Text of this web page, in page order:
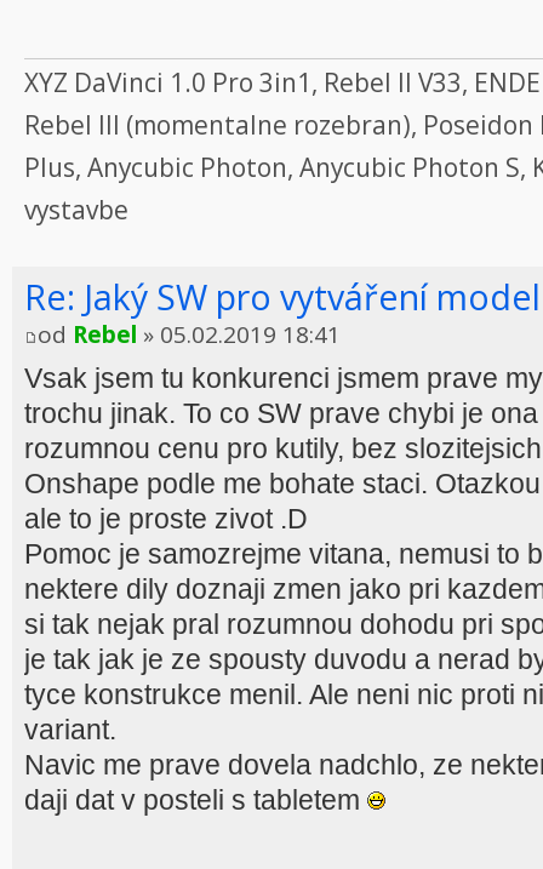
XYZ DaVinci 1.0 Pro 3in1, Rebel II V33,
Rebel III (momentalne rozebran), Poseidon
Plus, Anycubic Photon, Anycubic Photon S,
vystavbe
Re: Jaký SW pro vytváření
od Rebel » 05.02.2019 18:41
Vsak jsem tu konkurenci jsmem prave
trochu jinak. To co SW prave chybi je
rozumnou cenu pro kutily, bez
Onshape podle me bohate staci.
ale to je proste zivot .D
Pomoc je samozrejme vitana, nemusi to
nektere dily doznaji zmen jako pri
si tak nejak pral rozumnou dohodu pri
je tak jak je ze spousty duvodu a nerad
tyce konstrukce menil. Ale neni nic proti
variant.
Navic me prave dovela nadchlo, ze
daji dat v posteli s tabletem